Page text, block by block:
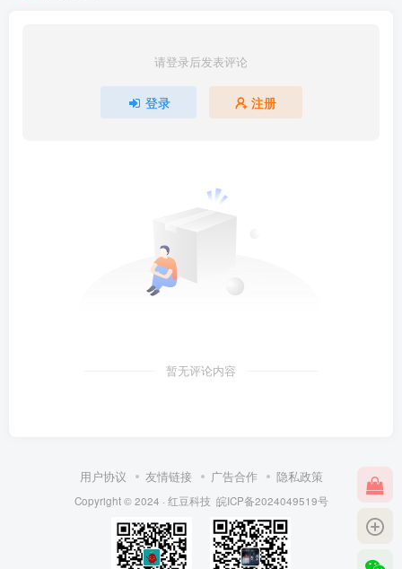
请登录后发表评论
登录 注册
暂无评论内容
用户协议 友情链接 广告合作 隐私政策
Copyright © 2024 · 红豆科技 皖ICP备2024049519号